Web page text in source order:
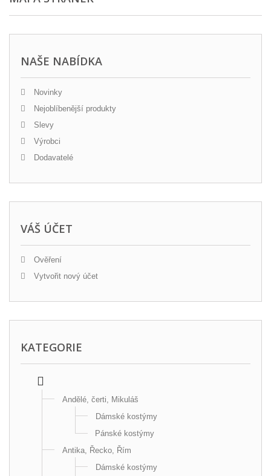
NAŠE NABÍDKA
Novinky
Nejoblíbenější produkty
Slevy
Výrobci
Dodavatelé
VÁŠ ÚČET
Ověření
Vytvořit nový účet
KATEGORIE
Andělé, čerti, Mikuláš
Dámské kostýmy
Pánské kostýmy
Antika, Řecko, Řím
Dámské kostýmy